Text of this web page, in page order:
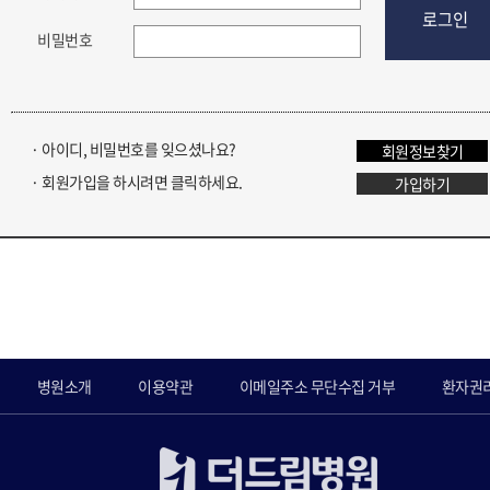
비밀번호
로그인
· 아이디, 비밀번호를 잊으셨나요?
회원정보찾기
· 회원가입을 하시려면 클릭하세요.
가입하기
병원소개 이용약관 이메일주소 무단수집 거부 환자권